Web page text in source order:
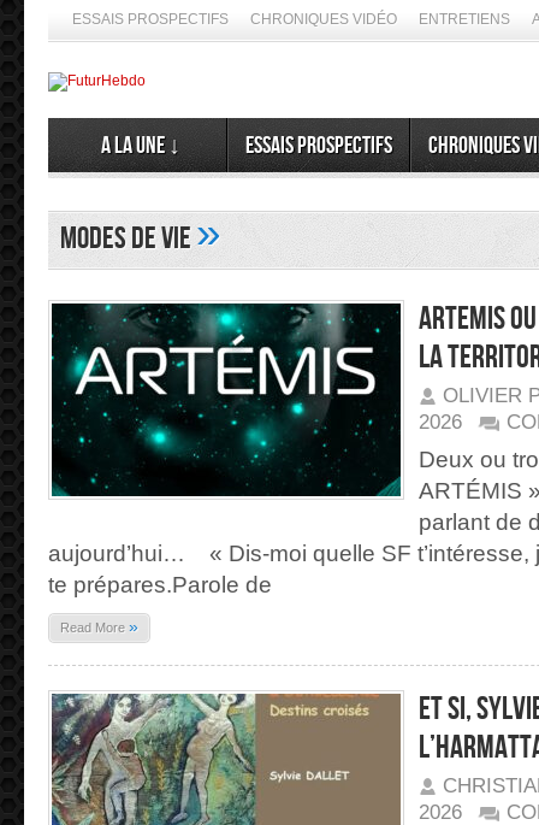
ESSAIS PROSPECTIFS CHRONIQUES VIDÉO ENTRETIENS
A la Une ↓ Essais prospectifs Chroniques
Modes de vie»
ARTEMIS
la
OLIVIER
2026
Deux ou
ARTÉMIS
parlant de
aujourd’hui… « Dis-moi quelle SF t’intéresse,
te prépares.Parole de
Read More »
Et si,
2026